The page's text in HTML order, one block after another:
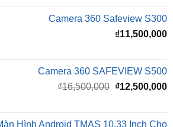
Camera 360 SAFEVIEW S500
gốc
là:
₫16,500,000.
Màn Hình Android TMAS 10.33 Inch Cho
₫8,000,000